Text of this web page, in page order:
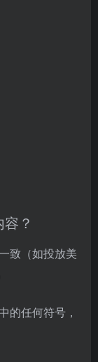
？
致（如投放美
的任何符号，